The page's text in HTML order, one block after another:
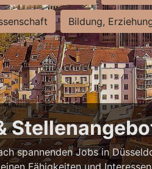
Bildung,
spannenden Jobs in